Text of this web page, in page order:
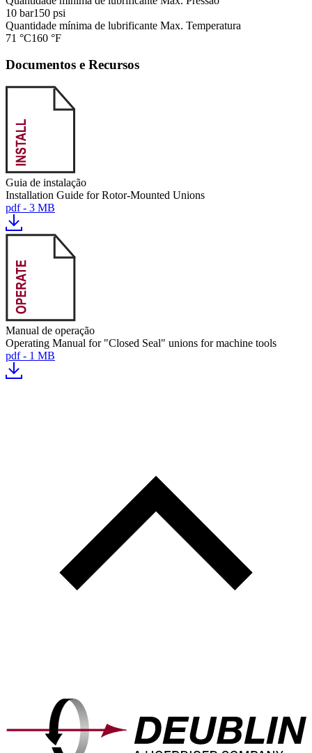
10 bar150 psi
Quantidade mínima de lubrificante Max. Temperatura
71 °C160 °F
Documentos e Recursos
Guia de instalação
Installation Guide for Rotor-Mounted Unions
pdf - 3 MB
Manual de operação
Operating Manual for "Closed Seal" unions for machine tools
pdf - 1 MB